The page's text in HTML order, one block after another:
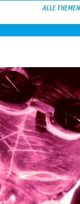
ALLE THEMEN